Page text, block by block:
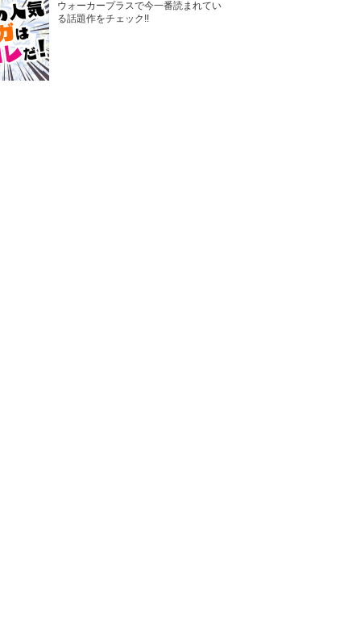
ウォーカープラスで今一番読まれてい
る話題作をチェック!!